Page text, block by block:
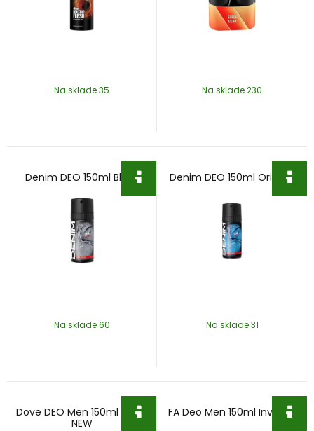
Na sklade 35 Na sklade 230
Denim DEO 150ml Black
Na sklade 60
Denim DEO 150ml Original
Na sklade 31
Dove DEO Men 150ml Fresh
NEW
FA Deo Men 150ml Invisible